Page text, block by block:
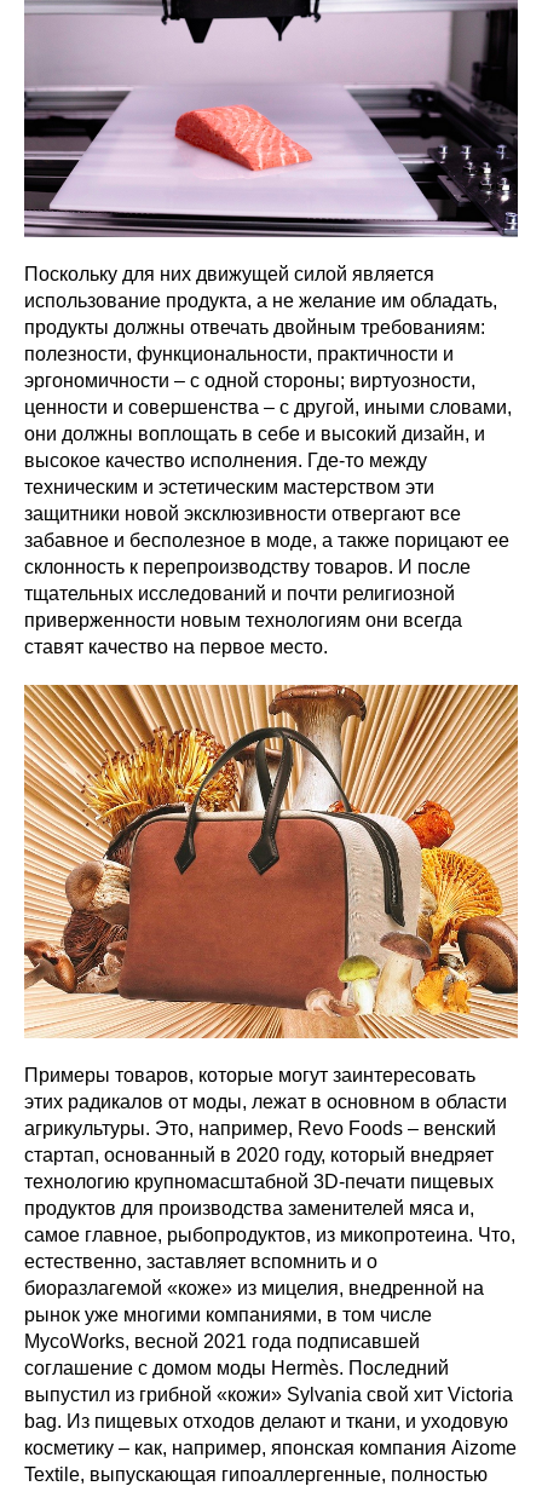
Поскольку для них движущей силой является
использование продукта, а не желание им обладать,
продукты должны отвечать двойным требованиям:
полезности, функциональности, практичности и
эргономичности – с одной стороны; виртуозности,
ценности и совершенства – с другой, иными словами,
они должны воплощать в себе и высокий дизайн, и
высокое качество исполнения. Где-то между
техническим и эстетическим мастерством эти
защитники новой эксклюзивности отвергают все
забавное и бесполезное в моде, а также порицают ее
склонность к перепроизводству товаров. И после
тщательных исследований и почти религиозной
приверженности новым технологиям они всегда
ставят качество на первое место.
Примеры товаров, которые могут заинтересовать
этих радикалов от моды, лежат в основном в области
агрикультуры. Это, например, Revo Foods – венский
стартап, основанный в 2020 году, который внедряет
технологию крупномасштабной 3D-печати пищевых
продуктов для производства заменителей мяса и,
самое главное, рыбопродуктов, из микопротеина. Что,
естественно, заставляет вспомнить и о
биоразлагемой «коже» из мицелия, внедренной на
рынок уже многими компаниями, в том числе
MycoWorks, весной 2021 года подписавшей
соглашение с домом моды Hermès. Последний
выпустил из грибной «кожи» Sylvania свой хит Victoria
bag. Из пищевых отходов делают и ткани, и уходовую
косметику – как, например, японская компания Aizome
Textile, выпускающая гипоаллергенные, полностью